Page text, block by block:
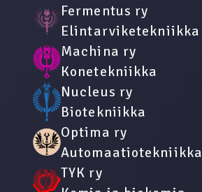
Fermentus ry
Elintarviketekniikka
Machina ry
Konetekniikka
Nucleus ry
Biotekniikka
Optima ry
Automaatiotekniikka
TYK ry